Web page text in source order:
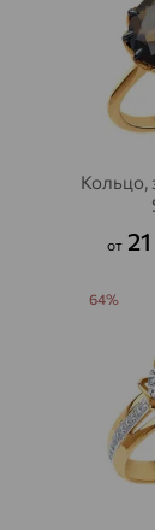
Кольцо,
от
64%